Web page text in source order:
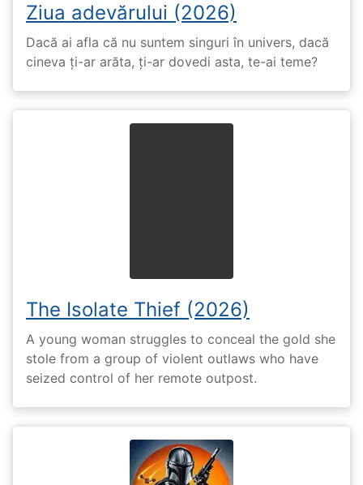
Ziua adevărului (2026)
Dacă ai afla că nu suntem singuri în univers, dacă
cineva ți-ar arăta, ți-ar dovedi asta, te-ai teme?
The Isolate Thief (2026)
A young woman struggles to conceal the gold she
stole from a group of violent outlaws who have
seized control of her remote outpost.